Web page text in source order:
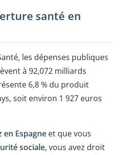
santé en
les dépenses publiques
à 92,072 milliards
6,8 % du produit
soit environ 1 927 euros
Espagne et que vous
sociale, vous avez droit